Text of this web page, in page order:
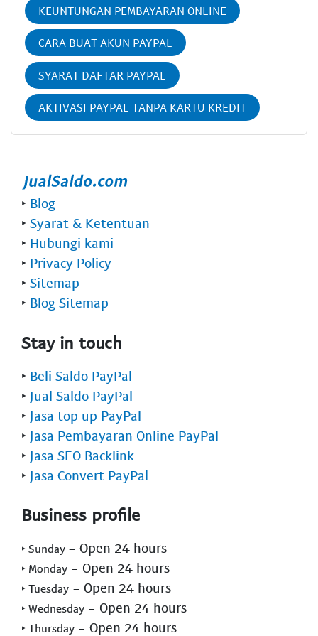
KEUNTUNGAN PEMBAYARAN ONLINE
CARA BUAT AKUN PAYPAL
SYARAT DAFTAR PAYPAL
AKTIVASI PAYPAL TANPA KARTU KREDIT
‣ Blog
‣ Syarat & Ketentuan
‣ Hubungi kami
‣ Privacy Policy
‣ Sitemap
‣ Blog Sitemap
Stay in touch
‣ Beli Saldo PayPal
‣ Jual Saldo PayPal
‣ Jasa top up PayPal
‣ Jasa Pembayaran Online PayPal
‣ Jasa SEO Backlink
‣ Jasa Convert PayPal
Business profile
‣ Sunday - Open 24 hours
‣ Monday - Open 24 hours
‣ Tuesday - Open 24 hours
‣ Wednesday - Open 24 hours
‣ Thursday - Open 24 hours